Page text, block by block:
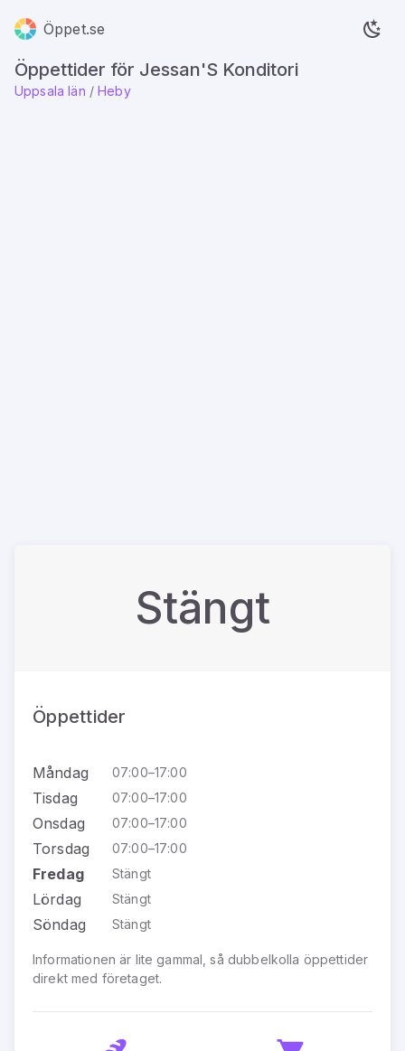
Öppet.se
Öppettider för Jessan'S Konditori
Uppsala län / Heby
Stängt
Öppettider
Måndag 07:00–17:00
Tisdag 07:00–17:00
Onsdag 07:00–17:00
Torsdag 07:00–17:00
Fredag Stängt
Lördag Stängt
Söndag Stängt
Informationen är lite gammal, så dubbelkolla öppettider
direkt med företaget.